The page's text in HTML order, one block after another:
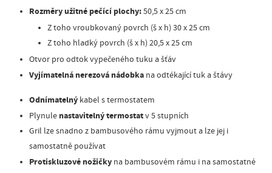
Rozměry užitné pečící plochy:50,5 x 25 cm
Z toho vroubkovaný povrch (š x h) 30 x 25 cm
Z toho hladký povrch (š x h) 20,5 x 25 cm
Otvor pro odtok vypečeného tuku a šťáv
Vyjímatelná nerezová nádobka na odtékající tuk a štávy
Odnímatelný kabel s termostatem
Plynule nastavitelný termostatv 5 stupních
Gril lze snadno z bambusového rámu vyjmout a lze jej i
samostatně používat
Protiskluzové nožičky na bambusovém rámu i na samostatné